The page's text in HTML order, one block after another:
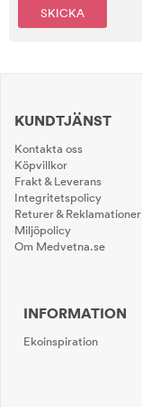
SKICKA
KUNDTJÄNST
Kontakta oss
Köpvillkor
Frakt & Leverans
Integritetspolicy
Returer & Reklamationer
Miljöpolicy
Om Medvetna.se
INFORMATION
Ekoinspiration